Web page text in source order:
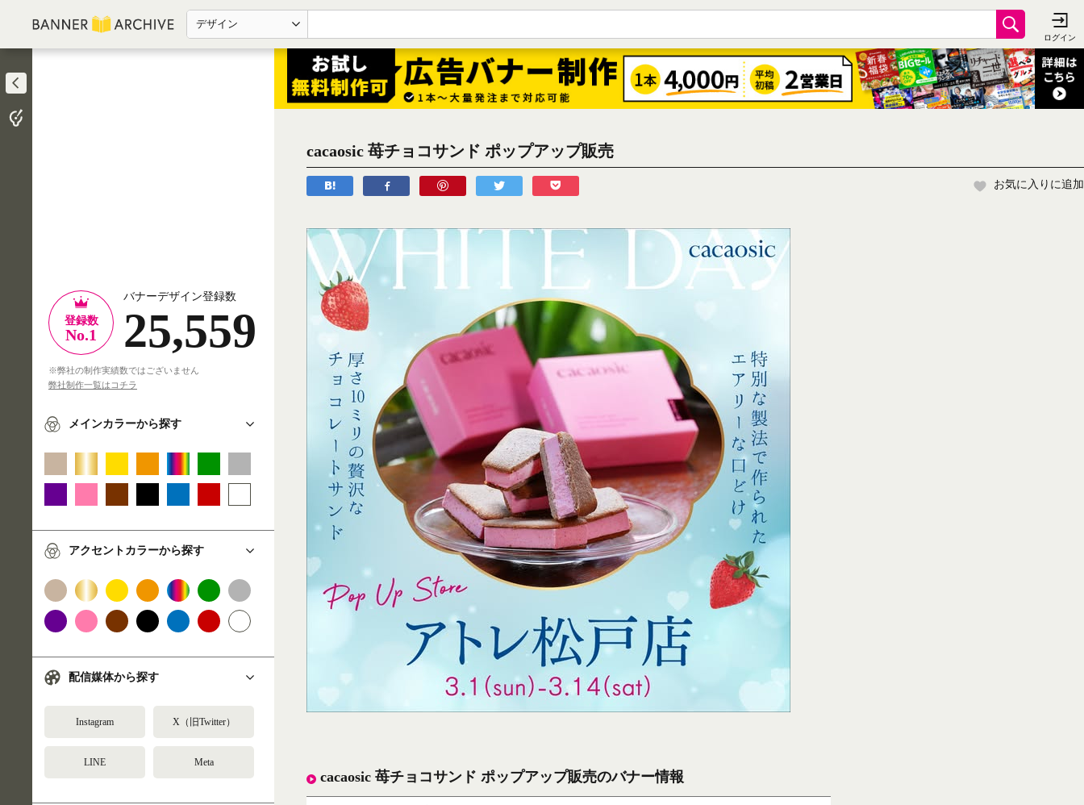
デザイン
登録数
No.1
バナーデザイン登録数
25,559
※弊社の制作実績数ではございません
弊社制作一覧はコチラ
メインカラーから探す
アクセントカラーから探す
配信媒体から探す
Instagram X（旧Twitter）
LINE Meta
cacaosic 苺チョコサンド ポップアップ販売
お気に入りに追加
cacaosic 苺チョコサンド ポップアップ販売のバナー情報